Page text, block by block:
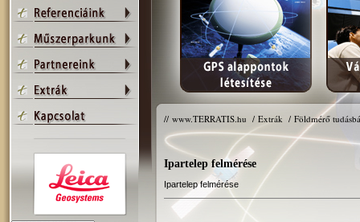
// www.TERRATIS.hu / Extrák / Földmérő
Ipartelep felmérése
Ipartelep felmérése